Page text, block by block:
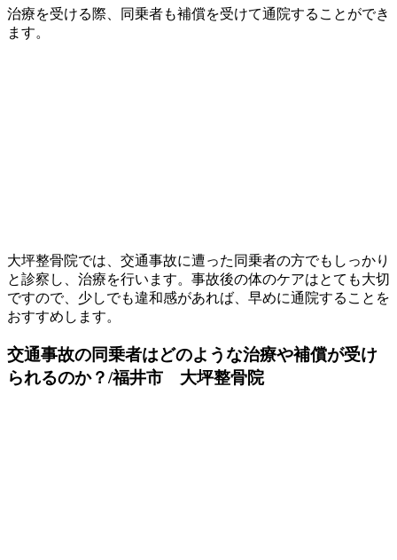
治療を受ける際、同乗者も補償を受けて通院することができ
ます。
大坪整骨院では、交通事故に遭った同乗者の方でもしっかり
と診察し、治療を行います。事故後の体のケアはとても大切
ですので、少しでも違和感があれば、早めに通院することを
おすすめします。
交通事故の同乗者はどのような治療や補償が受け
られるのか？/福井市 大坪整骨院